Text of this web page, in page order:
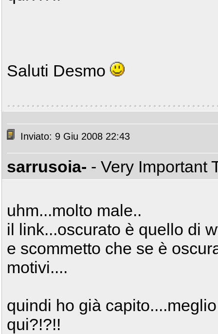
Saluti Desmo
Inviato: 9 Giu 2008 22:43
sarrusoia- - Very Important
uhm...molto male..
il link...oscurato è quello di
e scommetto che se è
motivi....
quindi ho già
qui?!?!!